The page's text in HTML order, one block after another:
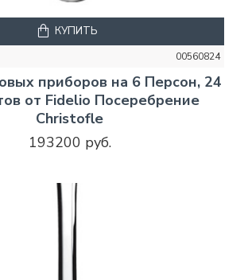
00560824
приборов на 6 Персон, 24
от Fidelio Посеребрение
Christofle
193200 руб.
КУПИТЬ